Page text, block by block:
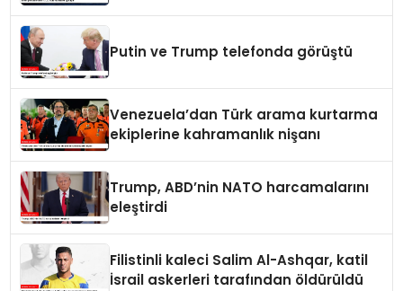
Putin ve Trump telefonda görüştü
Venezuela’dan Türk arama kurtarma
ekiplerine kahramanlık nişanı
Trump, ABD’nin NATO harcamalarını
eleştirdi
Filistinli kaleci Salim Al-Ashqar, katil
İsrail askerleri tarafından öldürüldü